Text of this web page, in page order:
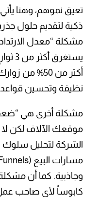
تعيق نموهم، وهنا
ذكية لتقديم حلول
مشكلة “معدل
أكثر من 50%
نظيفة وتحسين قواعد
مشكلة أخرى هي “ضعف
موقعك الآلاف لكن لا
الشركة لتحليل سلوك
وجاذبية. كما أن مشكلة
كابوساً لأي صاحب